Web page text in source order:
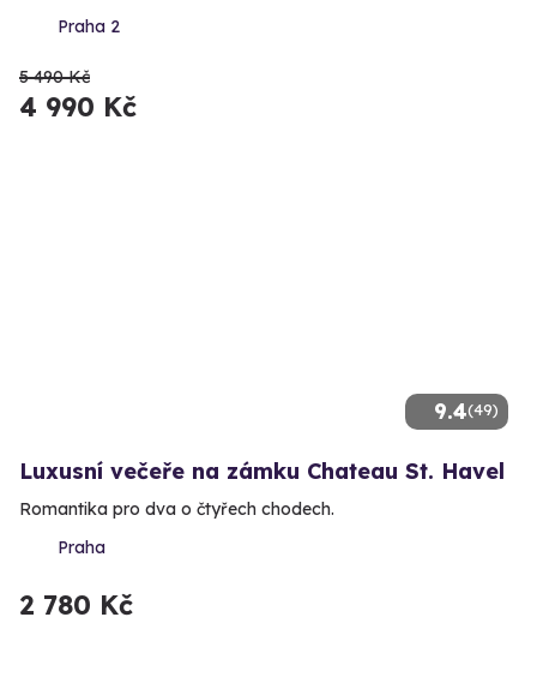
Praha 2
5 490 Kč
4 990 Kč
9.4(49)
Luxusní večeře na zámku Chateau St. Havel
Romantika pro dva o čtyřech chodech.
Praha
2 780 Kč